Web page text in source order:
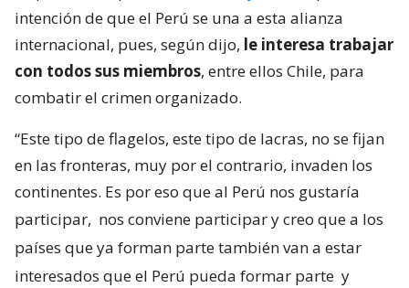
intención de que el Perú se una a esta alianza
internacional, pues, según dijo, le interesa trabajar
con todos sus miembros, entre ellos Chile, para
combatir el crimen organizado.
“Este tipo de flagelos, este tipo de lacras, no se fijan
en las fronteras, muy por el contrario, invaden los
continentes. Es por eso que al Perú nos gustaría
participar, nos conviene participar y creo que a los
países que ya forman parte también van a estar
interesados que el Perú pueda formar parte y